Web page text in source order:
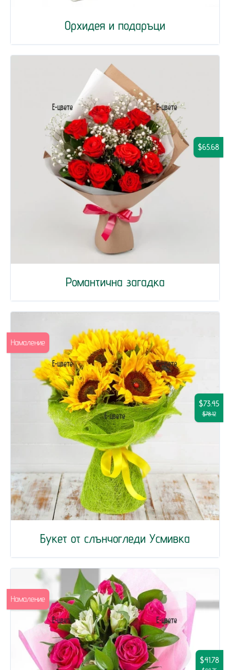
Орхидея и подаръци
Романтична загадка
$65.68
Букет от слънчогледи Усмивка
$73.45
$78.12
Намаление
$41.78
Намаление